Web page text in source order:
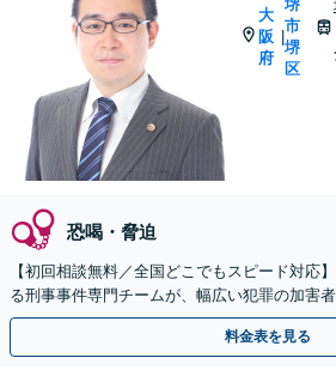
大
阪
府
堺
市
堺
区
恐喝・脅迫
【初回相談無料／全国どこでもスピード対応
る刑事事件専門チームが、幅広い犯罪の加害者
料金表を見る